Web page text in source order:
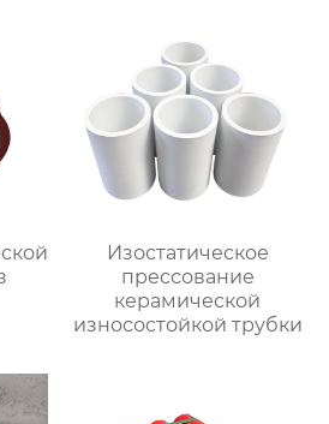
Изостатическое
прессование
керамической
износостойкой трубки